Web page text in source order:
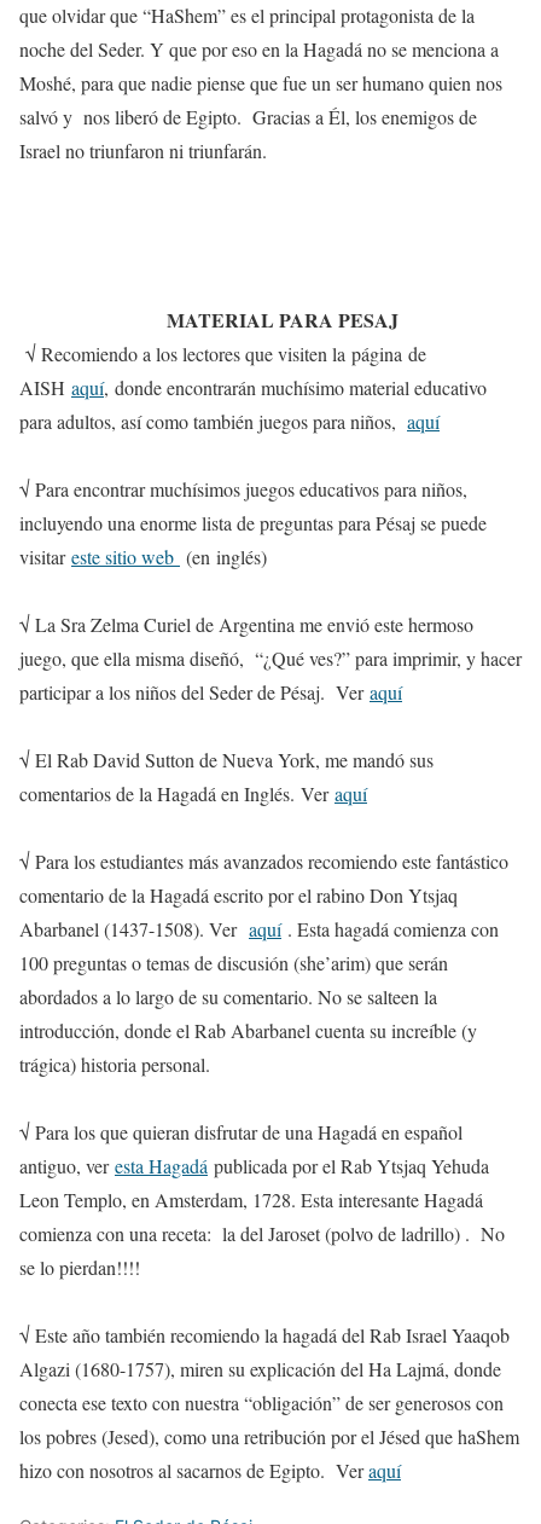
que olvidar que “HaShem” es el principal protagonista de la
noche del Seder. Y que por eso en la Hagadá no se menciona a
Moshé, para que nadie piense que fue un ser humano quien nos
salvó y nos liberó de Egipto. Gracias a Él, los enemigos de
Israel no triunfaron ni triunfarán.
MATERIAL PARA PESAJ
√ Recomiendo a los lectores que visiten la página de
AISH aquí, donde encontrarán muchísimo material educativo
para adultos, así como también juegos para niños, aquí
√ Para encontrar muchísimos juegos educativos para niños,
incluyendo una enorme lista de preguntas para Pésaj se puede
visitareste sitio web (en inglés)
√ La Sra Zelma Curiel de Argentina me envió este hermoso
juego, que ella misma diseñó, “¿Qué ves?” para imprimir, y hacer
participar a los niños del Seder de Pésaj. Veraquí
√ El Rab David Sutton de Nueva York, me mandó sus
comentarios de la Hagadá en Inglés. Veraquí
√ Para los estudiantes más avanzados recomiendo este fantástico
comentario de la Hagadá escrito por el rabino Don Ytsjaq
Abarbanel (1437-1508). Ver aquí. Esta hagadá comienza con
100 preguntas o temas de discusión (she’arim) que serán
abordados a lo largo de su comentario. No se salteen la
introducción, donde el Rab Abarbanel cuenta su increíble (y
trágica) historia personal.
√ Para los que quieran disfrutar de una Hagadá en español
antiguo, veresta Hagadá publicada por el Rab Ytsjaq Yehuda
Leon Templo, en Amsterdam, 1728. Esta interesante Hagadá
comienza con una receta: la del Jaroset (polvo de ladrillo) . No
se lo pierdan!!!!
√ Este año también recomiendo la hagadá del Rab Israel Yaaqob
Algazi (1680-1757), miren su explicación del Ha Lajmá, donde
conecta ese texto con nuestra “obligación” de ser generosos con
los pobres (Jesed), como una retribución por el Jésed que haShem
hizo con nosotros al sacarnos de Egipto. Veraquí